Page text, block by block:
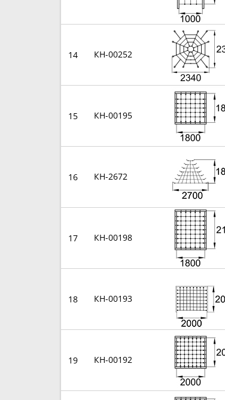
14 КН-00252
15 КН-00195
16 КН-2672
17 КН-00198
18 КН-00193
19 КН-00192